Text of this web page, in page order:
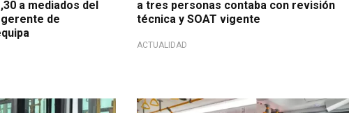
a mediados del
de
a tres personas contaba con revisión
técnica y SOAT vigente
ACTUALIDAD
Gran noticia